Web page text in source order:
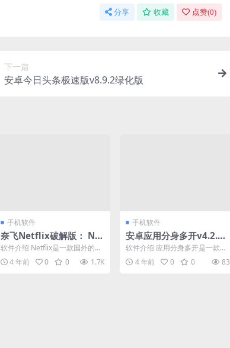
分享 收藏 点赞(0)
下一篇
安卓今日头条极速版v8.9.2绿化版
手机软件
奈飞Netflix破解版： Net
flix SV1 解锁版 v.10.4.1
软件介绍 Netflix是一款国外的流
媒体软件，熟悉的网友估计都用
过，并且还可能...
4 年前 0 0 1.7K
手机软件
安卓应用分身多开v4.2.4
会员版
软件介绍 应用分身多开是一款分
身术多开神器，不需要Root手机
也实现多开，轻松实...
4 年前 0 0 83